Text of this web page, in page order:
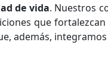
de vida. Nuestros
que
además,